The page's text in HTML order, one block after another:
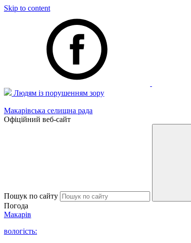
Skip to content
Людям із порушенням зору
Макарівська селищна рада
Офіційний веб-сайт
Пошук по сайту
Погода
Макарів
вологість: